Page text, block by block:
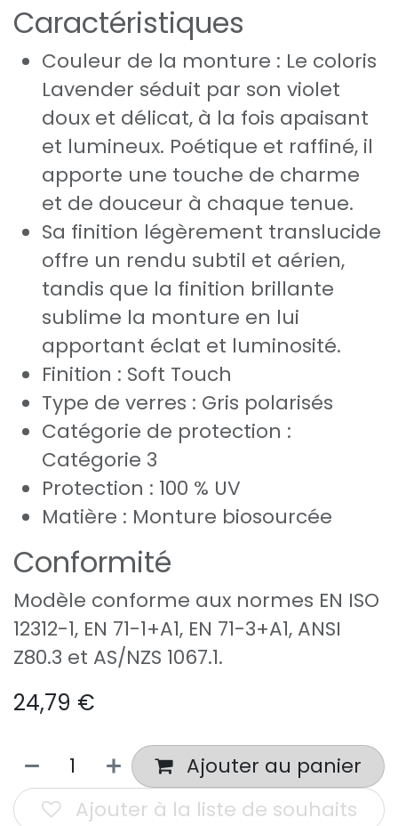
Caractéristiques
Couleur de la monture : Le coloris
Lavender séduit par son violet
doux et délicat, à la fois apaisant
et lumineux. Poétique et raffiné, il
apporte une touche de charme
et de douceur à chaque tenue.
Sa finition légèrement translucide
offre un rendu subtil et aérien,
tandis que la finition brillante
sublime la monture en lui
apportant éclat et luminosité.
Finition : Soft Touch
Type de verres : Gris polarisés
Catégorie de protection :
Catégorie 3
Protection : 100 % UV
Matière : Monture biosourcée
Conformité
Modèle conforme aux normes EN ISO
12312-1, EN 71-1+A1, EN 71-3+A1, ANSI
Z80.3 et AS/NZS 1067.1.
24,79 €
Ajouter au panier
Ajouter à la liste de souhaits